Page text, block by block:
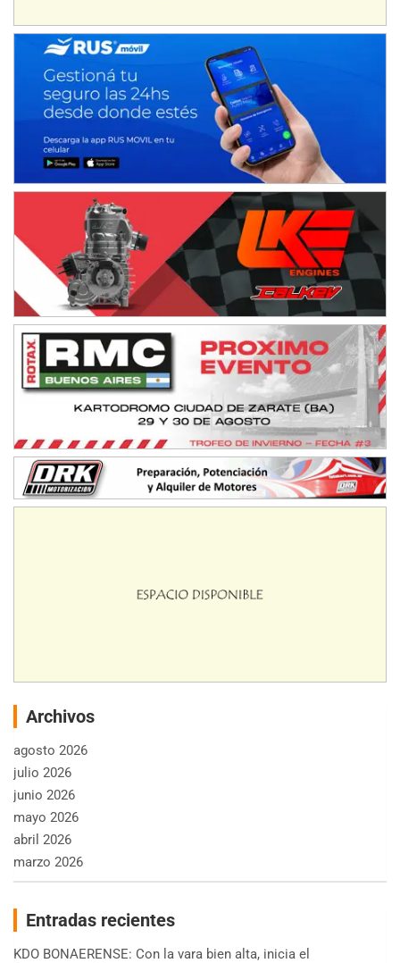
Archivos
agosto 2026
julio 2026
junio 2026
mayo 2026
abril 2026
marzo 2026
Entradas recientes
KDO BONAERENSE: Con la vara bien alta, inicia el